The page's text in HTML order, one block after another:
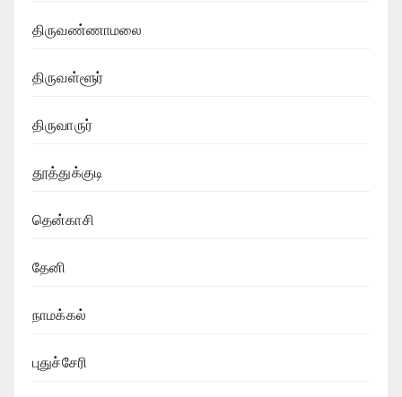
திருவண்ணாமலை
திருவள்ளூர்
திருவாருர்
தூத்துக்குடி
தென்காசி
தேனி
நாமக்கல்
புதுச்சேரி